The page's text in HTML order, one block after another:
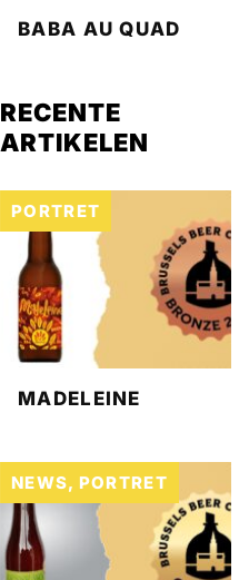
BABA AU QUAD
RECENTE
ARTIKELEN
PORTRET
MADELEINE
NEWS, PORTRET